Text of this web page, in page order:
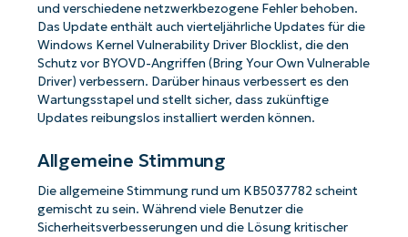
und verschiedene netzwerkbezogene Fehler behoben.
Das Update enthält auch vierteljährliche Updates für die
Windows Kernel Vulnerability Driver Blocklist, die den
Schutz vor BYOVD-Angriffen (Bring Your Own Vulnerable
Driver) verbessern. Darüber hinaus verbessert es den
Wartungsstapel und stellt sicher, dass zukünftige
Updates reibungslos installiert werden können.
Allgemeine Stimmung
Die allgemeine Stimmung rund um KB5037782 scheint
gemischt zu sein. Während viele Benutzer die
Sicherheitsverbesserungen und die Lösung kritischer